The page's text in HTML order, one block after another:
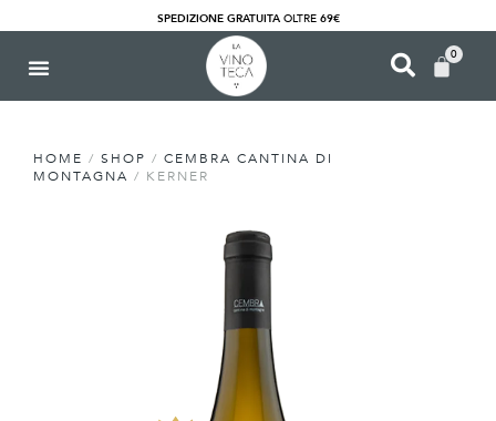
SPEDIZIONE GRATUITAOLTRE 69€
0
HOME / SHOP / CEMBRA CANTINA DI
MONTAGNA / KERNER